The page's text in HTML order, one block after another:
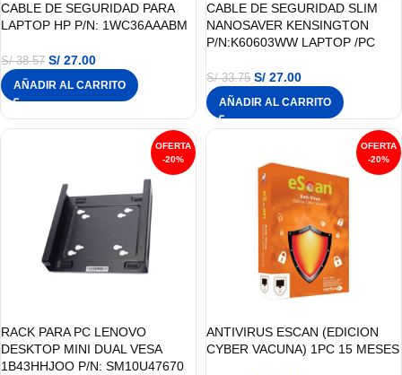
CABLE DE SEGURIDAD PARA
LAPTOP HP P/N: 1WC36AAABM
S/38.57 S/ 27.00
AÑADIR AL CARRITO
CABLE DE SEGURIDAD SLIM
NANOSAVER KENSINGTON
P/N:K60603WW LAPTOP /PC
S/33.75 S/ 27.00
AÑADIR AL CARRITO
-20%
RACK PARA PC LENOVO
DESKTOP MINI DUAL VESA
1B43HHJOO P/N: SM10U47670
-20%
ANTIVIRUS ESCAN (EDICION
CYBER VACUNA) 1PC 15 MESES